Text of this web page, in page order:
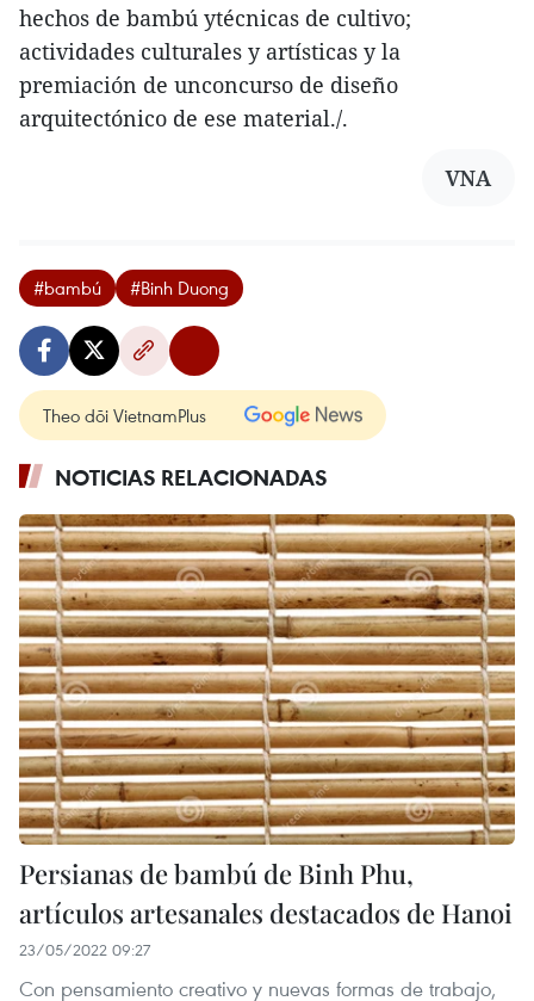
hechos de bambú ytécnicas de cultivo;
actividades culturales y artísticas y la
premiación de unconcurso de diseño
arquitectónico de ese material./.
VNA
#bambú #Binh Duong
Theo dõi VietnamPlus
NOTICIAS RELACIONADAS
Persianas de bambú de Binh Phu,
artículos artesanales destacados de Hanoi
23/05/2022 09:27
Con pensamiento creativo y nuevas formas de trabajo,